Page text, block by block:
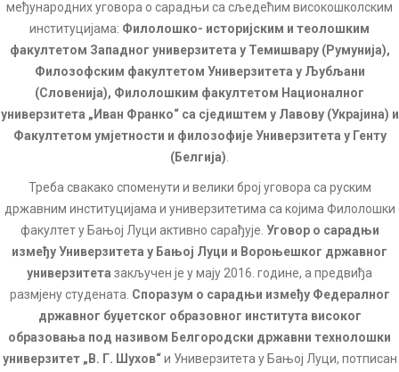
међународних уговора о сарадњи са сљедећим високошколским
институцијама: Филолошко- историјским и теолошким
факултетом Западног универзитета у Темишвару (Румунија),
Филозофским факултетом Универзитета у Љубљани
(Словенија), Филолошким факултетом Националног
универзитета „Иван Франко“ са сједиштем у Лавову (Украјина) и
Факултетом умјетности и филозофије Универзитета у Генту
(Белгија)
Треба свакако споменути и велики број уговора са руским
државним институцијама и универзитетима са којима Филолошки
факултет у Бањој Луци активно сарађује. Уговор о сарадњи
између Универзитета у Бањој Луци и Вороњешког државног
универзитета закључен је у мају 2016. године, а предвиђа
размјену студената. Споразум о сарадњи између Федералног
државног буџетског образовног института високог
образовања под називом Белгородски државни технолошки
универзитет „В. Г. Шухов“и Универзитета у Бањој Луци, потписан